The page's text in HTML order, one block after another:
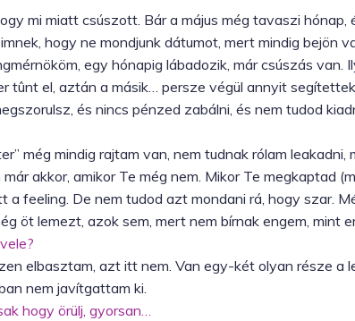
mi miatt csúszott. Bár a május még tavaszi
hogy ne mondjunk dátumot, mert mindig bejön
egy hónapig lábadozik, már csúszás
tûnt el, aztán a másik… persze végül annyit
és nincs pénzed zabálni, és nem tudod
még mindig rajtam van, nem tudnak rólam
akkor, amikor Te még nem. Mikor Te megkaptad
a feeling. De nem tudod azt mondani rá, hogy szar.
öt lemezt, azok sem, mert nem bírnak engem, mint
elbasztam, azt itt nem. Van egy-két olyan része a
nem javítgattam ki.
hogy örülj, gyorsan…